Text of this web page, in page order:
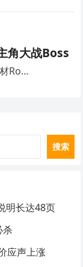
角大战Boss
Ro…
搜索
明长达48页
杀
应声上涨